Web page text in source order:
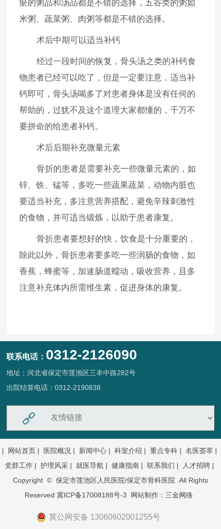
瘀的粥品和汤品都是不错的选择，五谷类的粥如
米粥、蔬菜粥、肉粥等都是不错的选择。
术后中期可以适当补钙
经过一段时间的恢复，骨头汤之类的补钙食
物患者已经可以吃了，但是一定要注意，适当补
钙即可，骨头汤喝多了对患者身体是没有任何的
帮助的，过犹不及这个道理大家都懂的，千万不
要拼命的给患者补钙。
术后后期补充微量元素
骨折的患者是需要补充一些微量元素的，如
锌、铁、锰等，多吃一些蔬果蔬菜，动物内脏也
要适当补充，多注意营养搭配，避免辛辣刺激性
的食物，并可适当锻炼，以助于患者康复。
骨折患者要想好的快，饮食是十分重要的，
除此以外，骨折患者要多吃一些润肠的食物，如
香蕉，蜂蜜等，加速肠道蠕动，吸收营养，且多
注意补充体内所需维生素，促进身体的康复。
联系电话： 0312-2126090
地址：河北省保定市莲池区三丰中路282号
出院结算电话：0312-2190838
| 网站首页 | 医院概况 | 新闻中心 | 科室介绍 | 重点专科 | 名医荟萃 |
党群工作 | 护理风采 | 就医导航 | 健康指南 | 联系我们 |
人才招聘 |
Copyright © 保定市莲池区人民医院/保定市骨科医院 All Rights
Reserved 冀ICP备17008188号-3 网站制作： 三金网络
冀公网安备 13060602001255号